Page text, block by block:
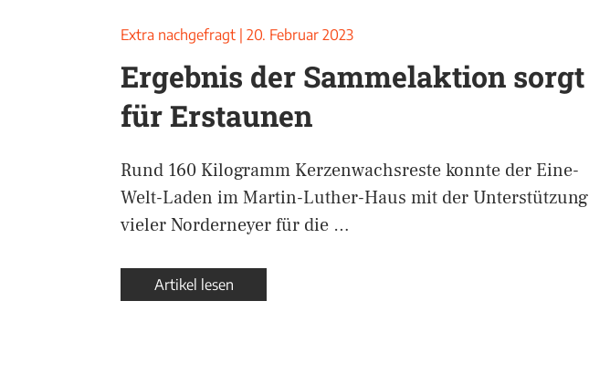
Extra nachgefragt 20. Februar 2023
Ergebnis der Sammelaktion sorgt
für Erstaunen
Rund 160 Kilogramm Kerzenwachsreste konnte der Eine-
Welt-Laden im Martin-Luther-Haus mit der Unterstützung
vieler Norderneyer für die …
Artikel lesen